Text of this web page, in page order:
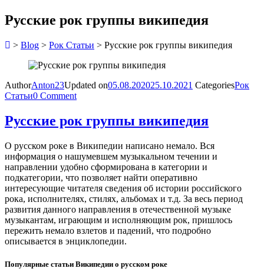
Русские рок группы википедия
> Blog > Рок Статьи > Русские рок группы википедия
AuthorAnton23Updated on05.08.202025.10.2021 CategoriesРок
Статьи0 Comment
Русские рок группы википедия
О русском роке в Википедии написано немало. Вся
информация о нашумевшем музыкальном течении и
направлении удобно сформирована в категории и
подкатегории, что позволяет найти оперативно
интересующие читателя сведения об истории российского
рока, исполнителях, стилях, альбомах и т.д. За весь период
развития данного направления в отечественной музыке
музыкантам, играющим и исполняющим рок, пришлось
пережить немало взлетов и падений, что подробно
описывается в энциклопедии.
Популярные статьи Википедии о русском роке